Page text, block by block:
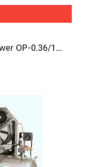
Máy nén khí một cấp Onepower OP-0.36/12.5Q